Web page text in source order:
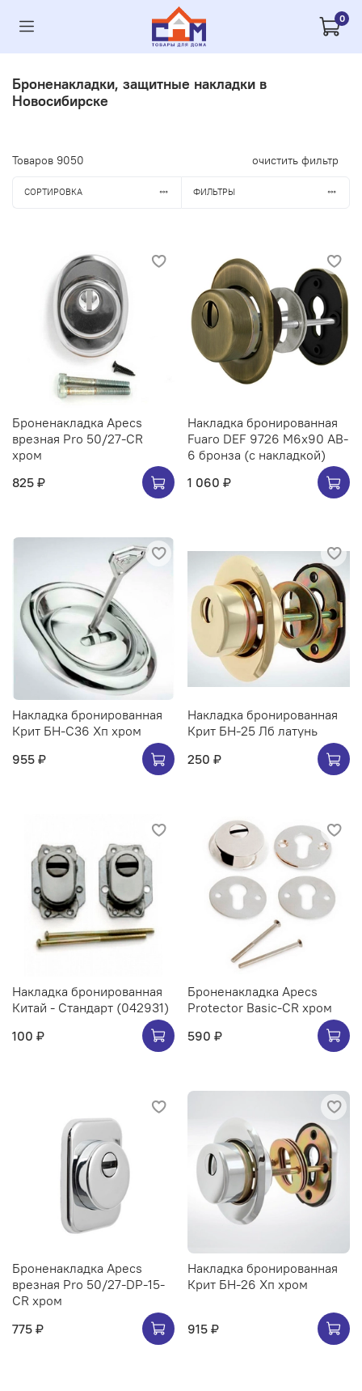
0
Броненакладки, защитные накладки в
Новосибирске
Товаров 9050 очистить фильтр
СОРТИРОВКА ФИЛЬТРЫ
Броненакладка Apecs
врезная Pro 50/27-CR
хром
825 ₽
Накладка бронированная
Fuaro DEF 9726 M6x90 AB-
6 бронза (с накладкой)
1 060 ₽
Накладка бронированная
Крит БН-С36 Хп хром
955 ₽
Накладка бронированная
Крит БН-25 Лб латунь
250 ₽
Накладка бронированная
Китай - Стандарт (042931)
100 ₽
Броненакладка Apecs
Protector Basic-CR хром
590 ₽
Броненакладка Apecs
врезная Pro 50/27-DP-15-
CR хром
775 ₽
Накладка бронированная
Крит БН-26 Хп хром
915 ₽